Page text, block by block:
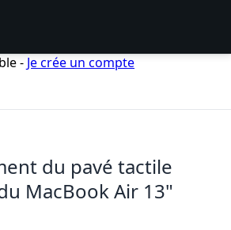
- Je crée un compte
du pavé tactile
MacBook Air 13"